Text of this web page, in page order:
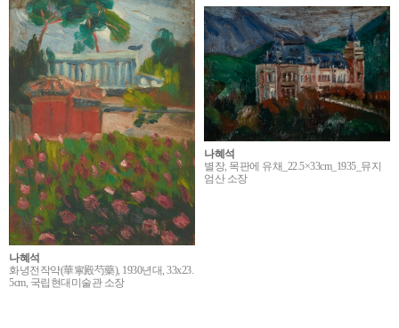
나혜석
화녕전작약(華寧殿芍藥), 1930년대, 33x23.
5cm, 국립현대미술관 소장
나혜석
별장, 목판에 유채_22.5×33cm_1935_뮤지
엄산 소장